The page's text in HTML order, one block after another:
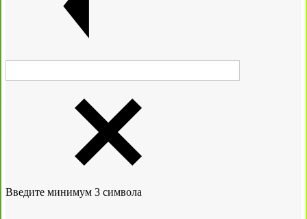
Введите минимум 3 символа